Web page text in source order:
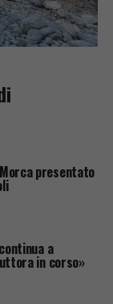
presentato
a
in corso»